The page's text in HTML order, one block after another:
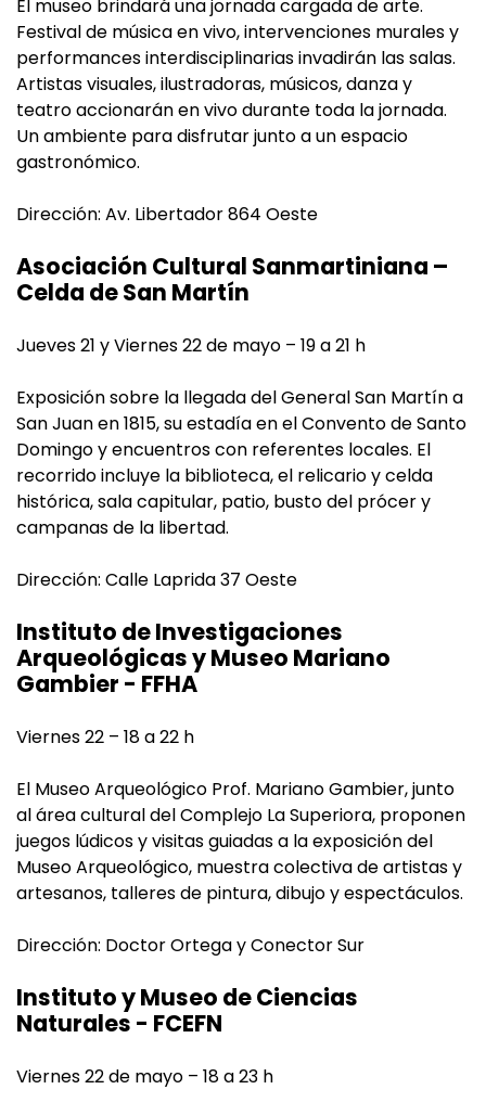
El museo brindará una jornada cargada de arte.
Festival de música en vivo, intervenciones murales y
performances interdisciplinarias invadirán las salas.
Artistas visuales, ilustradoras, músicos, danza y
teatro accionarán en vivo durante toda la jornada.
Un ambiente para disfrutar junto a un espacio
gastronómico.
Dirección: Av. Libertador 864 Oeste
Asociación Cultural Sanmartiniana –
Celda de San Martín
Jueves 21 y Viernes 22 de mayo – 19 a 21 h
Exposición sobre la llegada del General San Martín a
San Juan en 1815, su estadía en el Convento de Santo
Domingo y encuentros con referentes locales. El
recorrido incluye la biblioteca, el relicario y celda
histórica, sala capitular, patio, busto del prócer y
campanas de la libertad.
Dirección: Calle Laprida 37 Oeste
Instituto de Investigaciones
Arqueológicas y Museo Mariano
Gambier - FFHA
Viernes 22 – 18 a 22 h
El Museo Arqueológico Prof. Mariano Gambier, junto
al área cultural del Complejo La Superiora, proponen
juegos lúdicos y visitas guiadas a la exposición del
Museo Arqueológico, muestra colectiva de artistas y
artesanos, talleres de pintura, dibujo y espectáculos.
Dirección: Doctor Ortega y Conector Sur
Instituto y Museo de Ciencias
Naturales - FCEFN
Viernes 22 de mayo – 18 a 23 h